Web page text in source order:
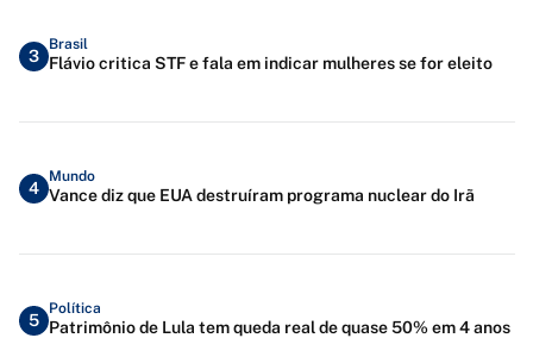
3
Brasil
Flávio critica STF e fala em indicar mulheres se for eleito
4
Mundo
Vance diz que EUA destruíram programa nuclear do Irã
5
Política
Patrimônio de Lula tem queda real de quase 50% em 4 anos